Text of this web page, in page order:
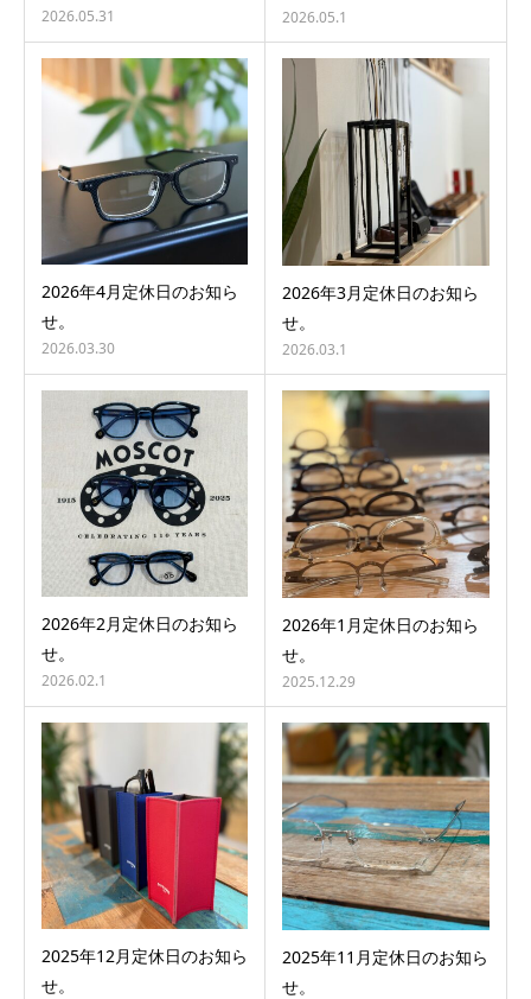
2026.05.31 2026.05.1
2026年4月定休日のお知ら
せ。
2026.03.30
2026年3月定休日のお知ら
せ。
2026.03.1
2026年2月定休日のお知ら
せ。
2026.02.1
2026年1月定休日のお知ら
せ。
2025.12.29
2025年12月定休日のお知ら
せ。
2025年11月定休日のお知ら
せ。